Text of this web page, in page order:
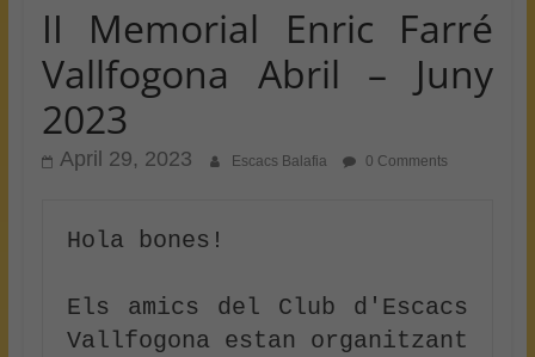
II Memorial Enric Farré
Vallfogona Abril – Juny
2023
April 29, 2023 Escacs Balafia 0 Comments
Hola bones!
Els amics del Club d'Escacs
Vallfogona estan organitzant